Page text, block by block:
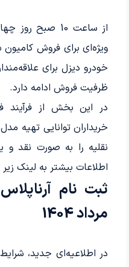
خودرو دیزل برای
ظرفیت فروش ادامه دارد.
در این بخش از فرآیند
خریداران توانایی تهیه
نقلیه را به صورت نقد و
اطلاعات بیشتر به لینک
ثبت نام
مرداد 1404
در اطلاعیه‌ای جدید،